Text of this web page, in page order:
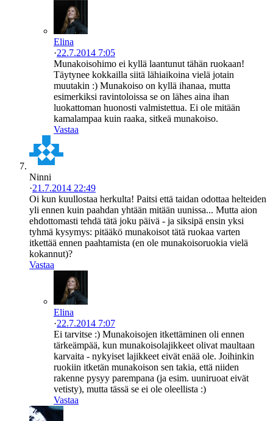
Elina
·22.7.2014 7:05
Munakoisohimo ei kyllä laantunut tähän ruokaan!
Täytynee kokkailla siitä lähiaikoina vielä jotain
muutakin :) Munakoiso on kyllä ihanaa, mutta
esimerkiksi ravintoloissa se on lähes aina ihan
luokattoman huonosti valmistettua. Ei ole mitään
kamalampaa kuin raaka, sitkeä munakoiso.
Vastaa
Ninni
·21.7.2014 22:49
Oi kun kuullostaa herkulta! Paitsi että taidan odottaa helteiden
yli ennen kuin paahdan yhtään mitään uunissa... Mutta aion
ehdottomasti tehdä tätä joku päivä - ja siksipä ensin yksi
tyhmä kysymys: pitääkö munakoisot tätä ruokaa varten
itkettää ennen paahtamista (en ole munakoisoruokia vielä
kokannut)?
Vastaa
Elina
·22.7.2014 7:07
Ei tarvitse :) Munakoisojen itkettäminen oli ennen
tärkeämpää, kun munakoisolajikkeet olivat maultaan
karvaita - nykyiset lajikkeet eivät enää ole. Joihinkin
ruokiin itketän munakoison sen takia, että niiden
rakenne pysyy parempana (ja esim. uuniruoat eivät
vetisty), mutta tässä se ei ole oleellista :)
Vastaa